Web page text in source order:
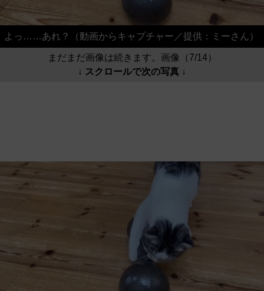
よっ……あれ？（動画からキャプチャー／提供：ミーさん）
まだまだ画像は続きます。画像（7/14）
↓ スクロールで次の写真 ↓